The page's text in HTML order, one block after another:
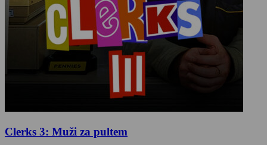
Clerks 3: Muži za pultem